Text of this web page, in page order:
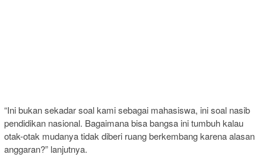
“Ini bukan sekadar soal kami sebagai mahasiswa, ini soal nasib
pendidikan nasional. Bagaimana bisa bangsa ini tumbuh kalau
otak-otak mudanya tidak diberi ruang berkembang karena alasan
anggaran?” lanjutnya.